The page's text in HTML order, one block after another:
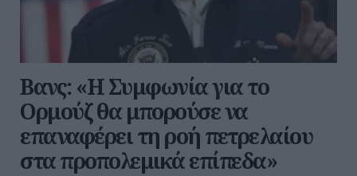
Βανς: «Η Συμφωνία για το
Ορμούζ θα μπορούσε να
επαναφέρει τη ροή πετρελαίου
στα προπολεμικά επίπεδα»